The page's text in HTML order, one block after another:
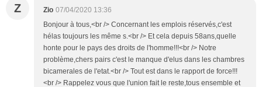
Z Zio 07/04/2020 13:36
Bonjour à tous,<br /> Concernant les emplois réservés,c'est
hélas toujours les même s.<br /> Et cela depuis 58ans,quelle
honte pour le pays des droits de l'homme!!!<br /> Notre
problème,chers pairs c'est le manque d'elus dans les chambres
bicamerales de l'etat.<br /> Tout est dans le rapport de force!!!
<br /> Rappelez vous que l'union fait le reste,tous ensemble et